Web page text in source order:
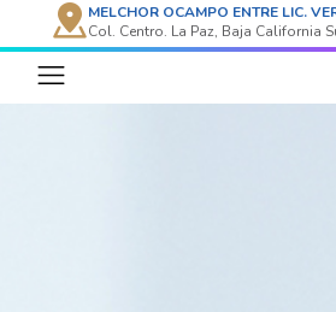
MELCHOR OCAMPO ENTRE LIC.
Col. Centro. La Paz, Baja California